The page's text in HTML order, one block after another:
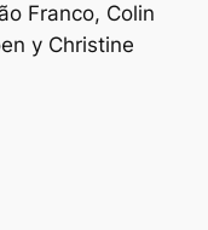
Franco, Colin
y Christine